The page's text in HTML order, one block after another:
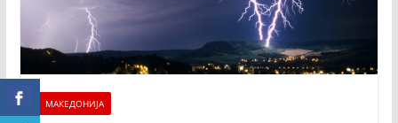
МАКЕДОНИЈА